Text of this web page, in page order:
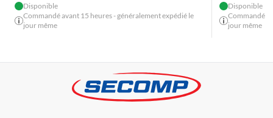
Disponible
Commandé avant 15 heures - généralement expédié le
jour même
Disponible
Commandé
jour même